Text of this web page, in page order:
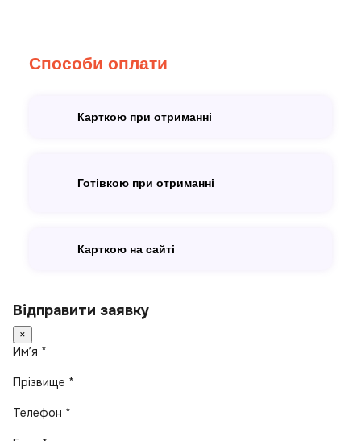
Способи оплати
Карткою при отриманні
Готівкою при отриманні
Карткою на сайті
Відправити заявку
×
Имʼя *
Прізвище *
Телефон *